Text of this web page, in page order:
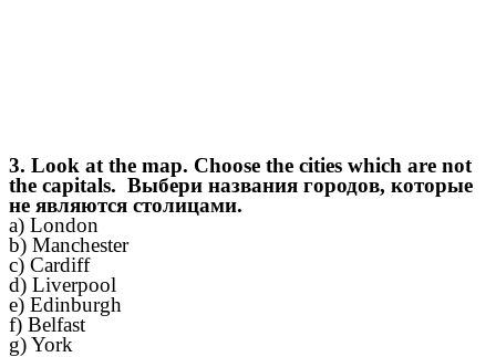
3. Look at the map. Choose the cities which are not
the capitals. Выбери названия городов, которые
не являются столицами.
a) London
b) Manchester
c) Cardiff
d) Liverpool
e) Edinburgh
f) Belfast
g) York